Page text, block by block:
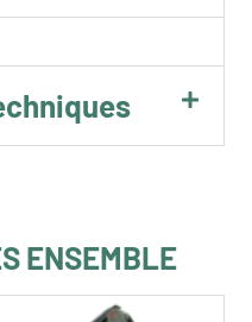
ENSEMBLE